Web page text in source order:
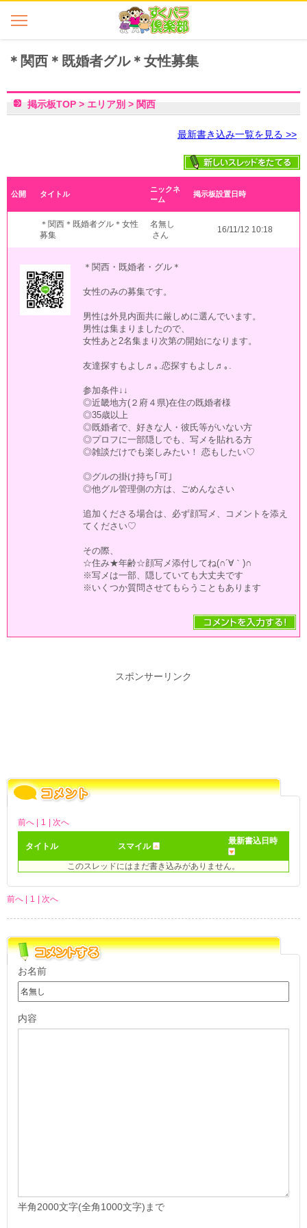
＊関西＊既婚者グル＊女性募集
最新書き込み一覧を見る >>
掲示板TOP > エリア別 > 関西
公開 タイトル
ニックネ
ーム
掲示板設置日時
＊関西＊既婚者グル＊女性
募集
名無し
さん
16/11/12 10:18
＊関西・既婚者・グル＊
女性のみの募集です。
男性は外見内面共に厳しめに選んでいます。
男性は集まりましたので、
女性あと2名集まり次第の開始になります。
友達探すもよし♬｡.恋探すもよし♬｡.
参加条件↓↓
◎近畿地方(２府４県)在住の既婚者様
◎35歳以上
◎既婚者で、好きな人・彼氏等がいない方
◎プロフに一部隠しでも、写メを貼れる方
◎雑談だけでも楽しみたい！ 恋もしたい♡
◎グルの掛け持ち｢可｣
◎他グル管理側の方は、ごめんなさい
追加くださる場合は、必ず顔写メ、コメントを添え
てください♡
その際、
☆住み★年齢☆顔写メ添付してね(∩´∀｀)∩
※写メは一部、隠していても大丈夫です
※いくつか質問させてもらうこともあります
スポンサーリンク
前へ | 1 | 次へ
タイトル スマイル
最新書込日時
このスレッドにはまだ書き込みがありません。
前へ | 1 | 次へ
お名前
内容
半角2000文字(全角1000文字)まで